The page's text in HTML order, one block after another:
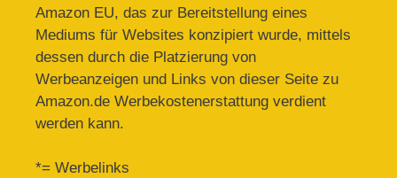
Amazon EU, das zur Bereitstellung eines
Mediums für Websites konzipiert wurde, mittels
dessen durch die Platzierung von
Werbeanzeigen und Links von dieser Seite zu
Amazon.de Werbekostenerstattung verdient
werden kann.
*= Werbelinks